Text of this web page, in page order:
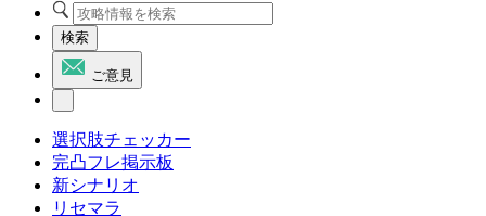
検索
ご意見
選択肢チェッカー
完凸フレ掲示板
新シナリオ
リセマラ